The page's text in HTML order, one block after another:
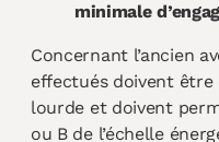
minimale
Concernant l’ancien
effectués doivent être
lourde et doivent
ou B de l’échelle